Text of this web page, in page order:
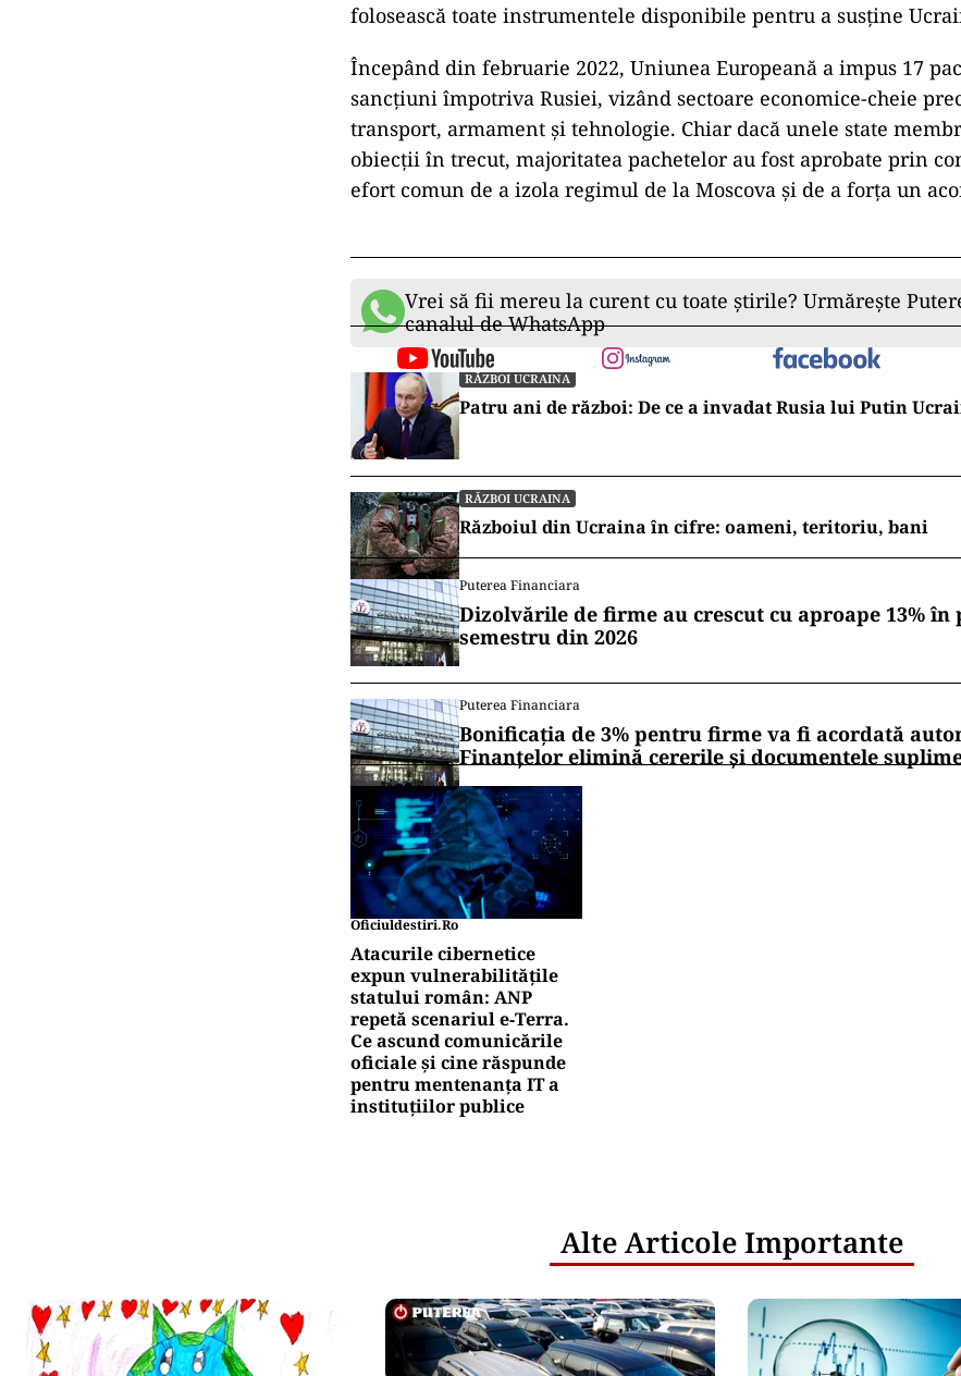
folosească toate instrumentele disponibile pentru a susține
Începând din februarie 2022, Uniunea Europeană a impus 17
sancțiuni împotriva Rusiei, vizând sectoare economice-cheie
transport, armament și tehnologie. Chiar dacă unele state
obiecții în trecut, majoritatea pachetelor au fost aprobate prin
efort comun de a izola regimul de la Moscova și de a forța un
Vrei să fii mereu la curent cu toate știrile? Urmărește
canalul de WhatsApp
RĂZBOI UCRAINA
Patru ani de război: De ce a invadat Rusia lui Putin
RĂZBOI UCRAINA
Războiul din Ucraina în cifre: oameni, teritoriu, bani
Puterea Financiara
Dizolvările de firme au crescut cu aproape 13%
semestru din 2026
Puterea Financiara
Bonificația de 3% pentru firme va fi acordată
Finanțelor elimină cererile și documentele
Oficiuldestiri.ro
Atacurile cibernetice
expun vulnerabilitățile
statului român: ANP
repetă scenariul e‑Terra.
Ce ascund comunicările
oficiale și cine răspunde
pentru mentenanța IT a
instituțiilor publice
Alte Articole Importante